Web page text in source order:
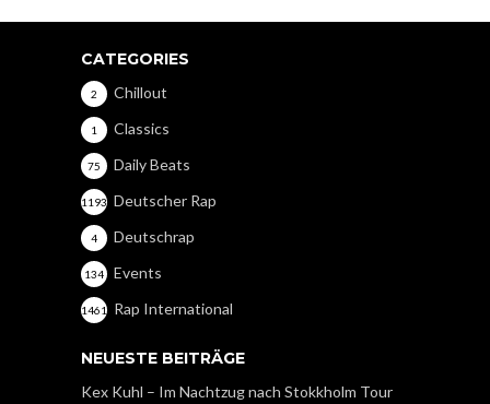
CATEGORIES
Chillout
2
Classics
1
Daily Beats
75
Deutscher Rap
1193
Deutschrap
4
Events
134
Rap International
1461
NEUESTE BEITRÄGE
Kex Kuhl – Im Nachtzug nach Stokkholm Tour